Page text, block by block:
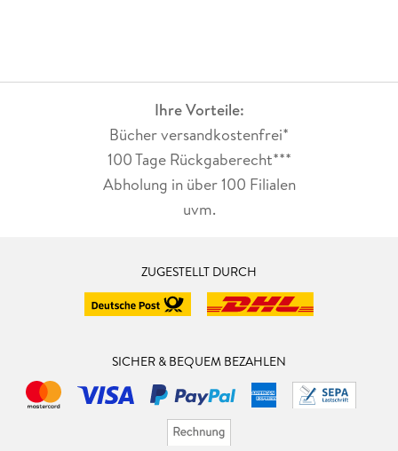
Ihre Vorteile:
Bücher versandkostenfrei*
100 Tage Rückgaberecht***
Abholung in über 100 Filialen
uvm.
ZUGESTELLT DURCH
SICHER & BEQUEM BEZAHLEN